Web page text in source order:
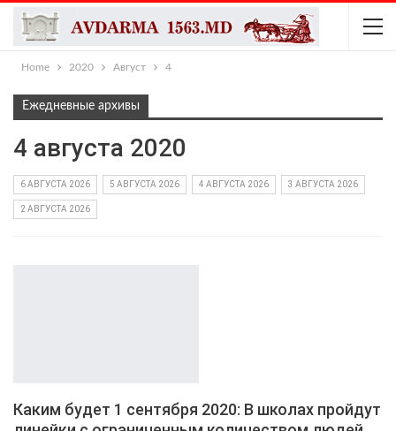
Home 2020 Август 4
Ежедневные архивы
4 августа 2020
6 АВГУСТА 2026 5 АВГУСТА 2026 4 АВГУСТА 2026 3 АВГУСТА 2026
2 АВГУСТА 2026
Каким будет 1 сентября 2020: В школах пройдут